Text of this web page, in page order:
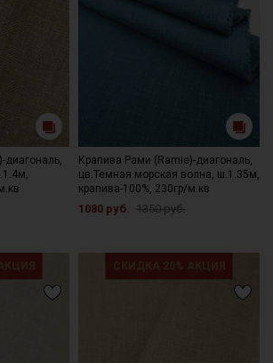
диагональ,
Крапива Рами (Ramie)-диагональ,
цв.Темная морская волна, ш.1.35м,
крапива-100%, 230гр/м.кв
1080 руб. 1350 руб.